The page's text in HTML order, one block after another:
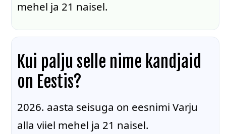
mehel ja 21 naisel.
Kui palju selle nime kandjaid
on Eestis?
2026. aasta seisuga on eesnimi Varju
alla viiel mehel ja 21 naisel.